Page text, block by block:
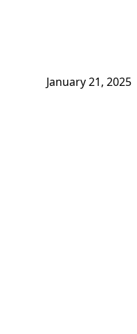
January 21, 2025